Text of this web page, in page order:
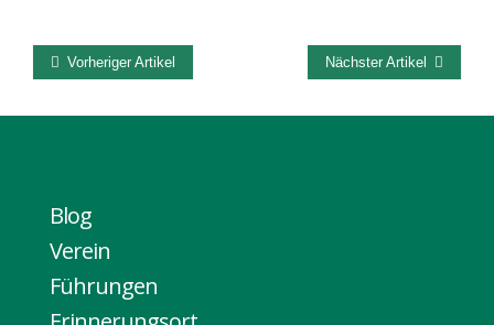
Vorheriger Artikel Nächster Artikel
Blog
Verein
Führungen